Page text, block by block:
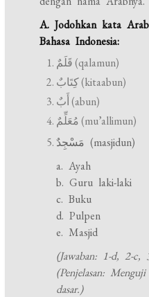
A. Jodohkan kata
Bahasa Indonesia:
قَلَمٌ (qalamun)
كِتَابٌ (kitaabun)
أَبٌ (abun)
مُعَلِّمٌ (mu’allimun)
مَسْجِدٌ (masjidun)
a. Ayah
b. Guru laki-laki
c. Buku
d. Pulpen
e. Masjid
(Jawaban: 1-d, 2-c,
(Penjelasan:
dasar.)